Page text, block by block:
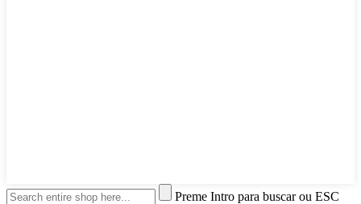
Preme Intro para buscar ou ESC